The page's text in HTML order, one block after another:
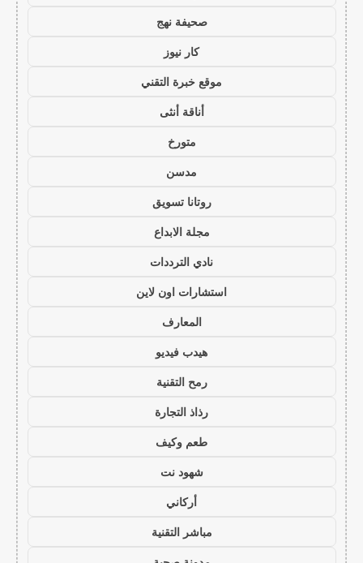
صحيفة نهج
كار نيوز
موقع خبرة التقني
أناقة أنثى
متورخ
مدسن
روتانا تسويق
مجلة الابداع
نادي الترددات
استشارات اون لاين
المعارف
هيدب فيديو
رمح التقنية
رذاذ التجارة
طعم وكيف
شهود نت
أركاني
مباشر التقنية